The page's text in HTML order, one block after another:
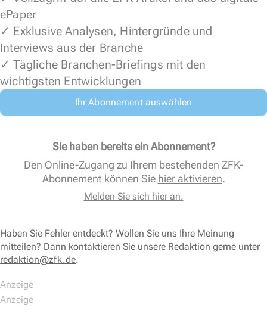
ePaper
✓ Exklusive Analysen, Hintergründe und
Interviews aus der Branche
✓ Tägliche Branchen-Briefings mit den
wichtigsten Entwicklungen
Ihr Abonnement auswählen
Sie haben bereits ein Abonnement?
Den Online-Zugang zu Ihrem bestehenden ZFK-
Abonnement können Sie hier aktivieren.
Melden Sie sich hier an.
Haben Sie Fehler entdeckt? Wollen Sie uns Ihre Meinung
mitteilen? Dann kontaktieren Sie unsere Redaktion gerne unter
redaktion@zfk.de.